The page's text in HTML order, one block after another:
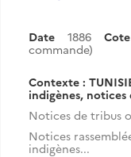
Date 1886 Cote
commande)
Contexte :
indigènes, notices
Notices de tribus
Notices
indigènes...